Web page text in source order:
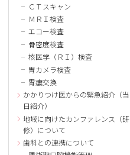
ＣＴスキャン
ＭＲＩ検査
エコー検査
骨密度検査
核医学（ＲＩ）検査
胃カメラ検査
胃瘻交換
かかりつけ医からの緊急紹介（当
日紹介）
地域に向けたカンファレンス（研
修）について
歯科との連携について